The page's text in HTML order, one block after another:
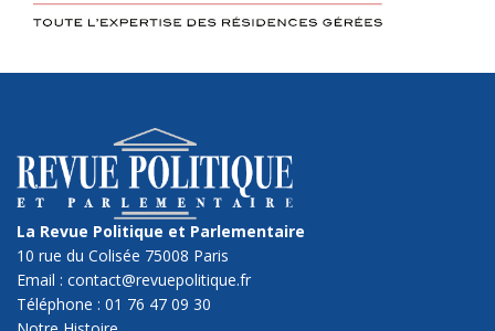
La Revue Politique et Parlementaire
10 rue du Colisée 75008 Paris
Email : contact@revuepolitique.fr
Téléphone : 01 76 47 09 30